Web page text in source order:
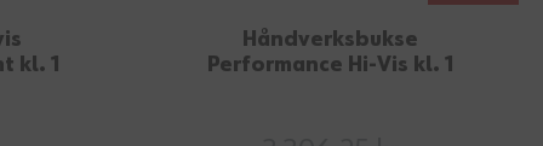
kl. 1
Håndverksbukse
Performance Hi-Vis kl. 1